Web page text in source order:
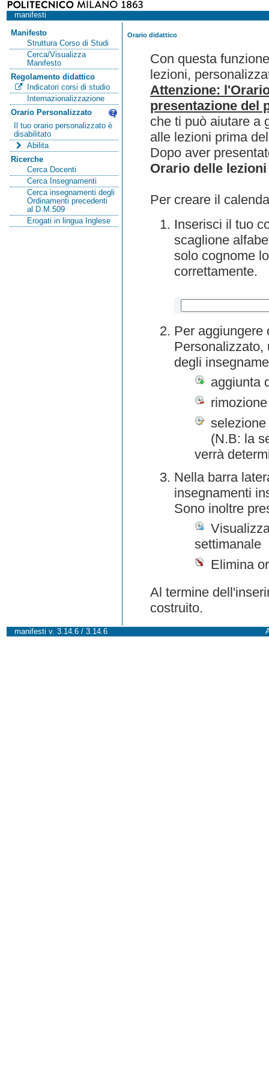
manifesti
Manifesto
Struttura Corso di Studi
Cerca/Visualizza
Manifesto
Regolamento didattico
Indicatori corsi di studio
Internazionalizzazione
Orario Personalizzato
Il tuo orario personalizzato è
disabilitato
Abilita
Ricerche
Cerca Docenti
Cerca Insegnamenti
Cerca insegnamenti degli
Ordinamenti precedenti
al D.M.509
Erogati in lingua Inglese
Orario didattico
Con questa
lezioni,
Attenzione:
presentazione del
che ti può aiutare a
alle lezioni prima
Dopo aver
Orario delle lezioni
Per creare il
Inserisci il tuo
scaglione
solo cognome
correttamente.
Per aggiungere
Personalizzato,
degli
aggiunta
(N.B: la
verrà
Nella barra
insegnamenti
Sono inoltre
settimanale
Elimina
Al termine
costruito.
manifesti v. 3.14.6 / 3.14.6